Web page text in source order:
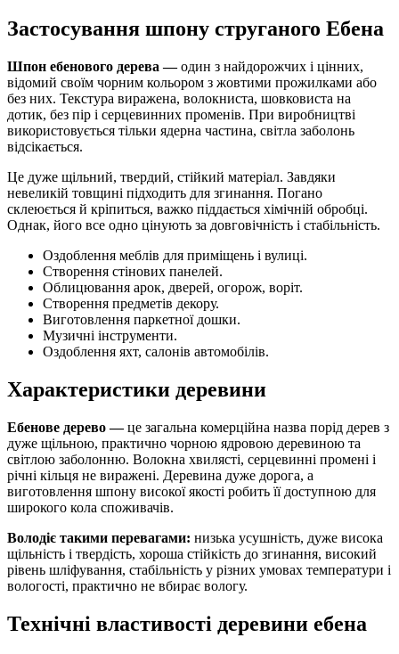
Застосування шпону струганого Ебена
Шпон ебенового дерева —один з найдорожчих і цінних,
відомий своїм чорним кольором з жовтими прожилками або
без них. Текстура виражена, волокниста, шовковиста на
дотик, без пір і серцевинних променів. При виробництві
використовується тільки ядерна частина, світла заболонь
відсікається.
Це дуже щільний, твердий, стійкий матеріал. Завдяки
невеликій товщині підходить для згинання. Погано
склеюється й кріпиться, важко піддається хімічній обробці.
Однак, його все одно цінують за довговічність і стабільність.
Оздоблення меблів для приміщень і вулиці.
Створення стінових панелей.
Облицювання арок, дверей, огорож, воріт.
Створення предметів декору.
Виготовлення паркетної дошки.
Музичні інструменти.
Оздоблення яхт, салонів автомобілів.
Характеристики деревини
Ебенове дерево —це загальна комерційна назва порід дерев з
дуже щільною, практично чорною ядровою деревиною та
світлою заболонню. Волокна хвилясті, серцевинні промені і
річні кільця не виражені. Деревина дуже дорога, а
виготовлення шпону високої якості робить її доступною для
широкого кола споживачів.
Володіє такими перевагами: низька усушність, дуже висока
щільність і твердість, хороша стійкість до згинання, високий
рівень шліфування, стабільність у різних умовах температури і
вологості, практично не вбирає вологу.
Технічні властивості деревини ебена